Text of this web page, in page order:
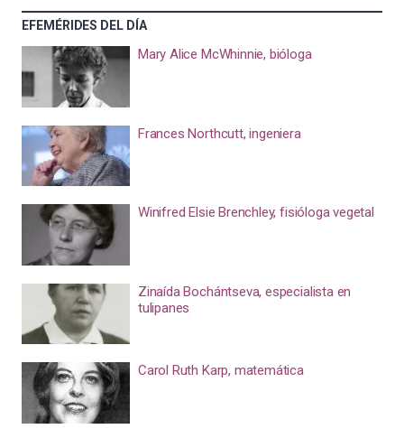
EFEMÉRIDES DEL DÍA
Mary Alice McWhinnie, bióloga
Frances Northcutt, ingeniera
Winifred Elsie Brenchley, fisióloga vegetal
Zinaída Bochántseva, especialista en
tulipanes
Carol Ruth Karp, matemática